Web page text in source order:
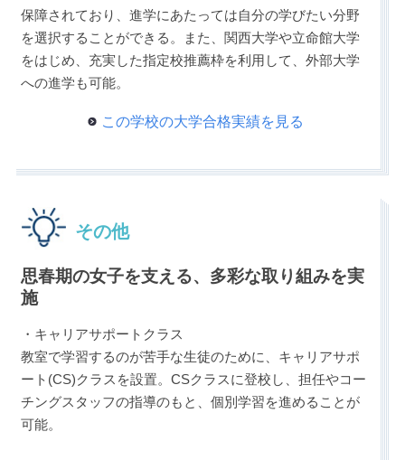
保障されており、進学にあたっては自分の学びたい分野
を選択することができる。また、関西大学や立命館大学
をはじめ、充実した指定校推薦枠を利用して、外部大学
への進学も可能。
この学校の大学合格実績を見る
その他
思春期の女子を支える、多彩な取り組みを実
施
・キャリアサポートクラス
教室で学習するのが苦手な生徒のために、キャリアサポ
ート(CS)クラスを設置。CSクラスに登校し、担任やコー
チングスタッフの指導のもと、個別学習を進めることが
可能。